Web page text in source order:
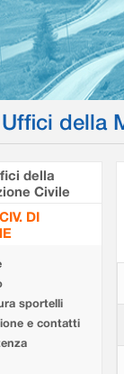
della
della
Civile
DI
sportelli
e contatti